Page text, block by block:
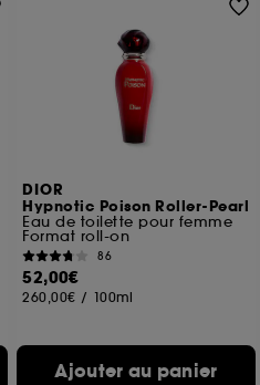
DIOR
Hypnotic Poison Roller-Pearl
Eau de toilette pour femme
Format roll-on
86
52,00€
260,00€ / 100ml
Ajouter au panier